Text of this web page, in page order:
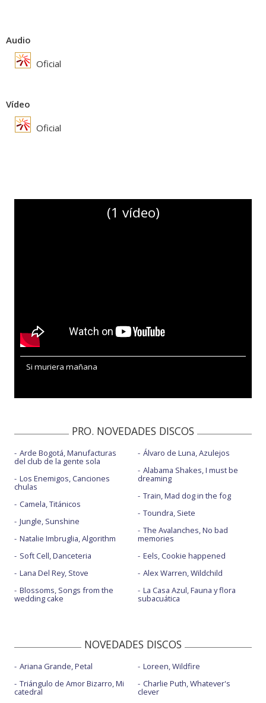
Audio
Oficial
Vídeo
Oficial
(1 vídeo)
Si muriera mañana
PRO. NOVEDADES DISCOS
Arde Bogotá, Manufacturas
del club de la gente sola
Los Enemigos, Canciones
chulas
Camela, Titánicos
Jungle, Sunshine
Natalie Imbruglia, Algorithm
Soft Cell, Danceteria
Lana Del Rey, Stove
Blossoms, Songs from the
wedding cake
Álvaro de Luna, Azulejos
Alabama Shakes, I must be
dreaming
Train, Mad dog in the fog
Toundra, Siete
The Avalanches, No bad
memories
Eels, Cookie happened
Alex Warren, Wildchild
La Casa Azul, Fauna y flora
subacuática
NOVEDADES DISCOS
Ariana Grande, Petal
Triángulo de Amor Bizarro, Mi
catedral
Loreen, Wildfire
Charlie Puth, Whatever's
clever